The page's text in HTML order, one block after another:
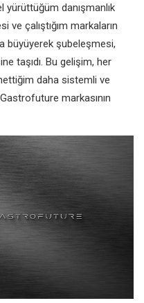
yürüttüğüm danışmanlık
ve çalıştığım markaların
büyüyerek şubeleşmesi,
taşıdı. Bu gelişim, her
daha sistemli ve
markasının